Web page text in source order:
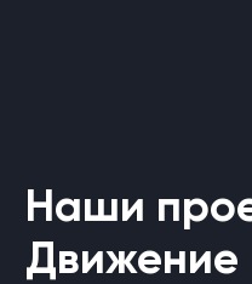
Наши
Движение